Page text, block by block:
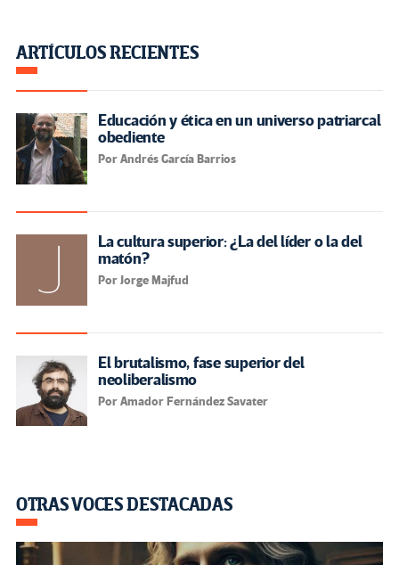
ARTÍCULOS RECIENTES
Educación y ética en un universo patriarcal
obediente
Por Andrés García Barrios
La cultura superior: ¿La del líder o la del
matón?
Por Jorge Majfud
El brutalismo, fase superior del
neoliberalismo
Por Amador Fernández Savater
OTRAS VOCES DESTACADAS